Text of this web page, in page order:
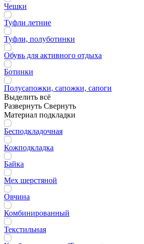
Чешки
Туфли летние
Туфли, полуботинки
Обувь для активного отдыха
Ботинки
Полусапожки, сапожки, сапоги
Выделить всё
Развернуть Свернуть
Материал подкладки
Бесподкладочная
Кожподкладка
Байка
Мех шерстяной
Овчина
Комбинированный
Текстильная